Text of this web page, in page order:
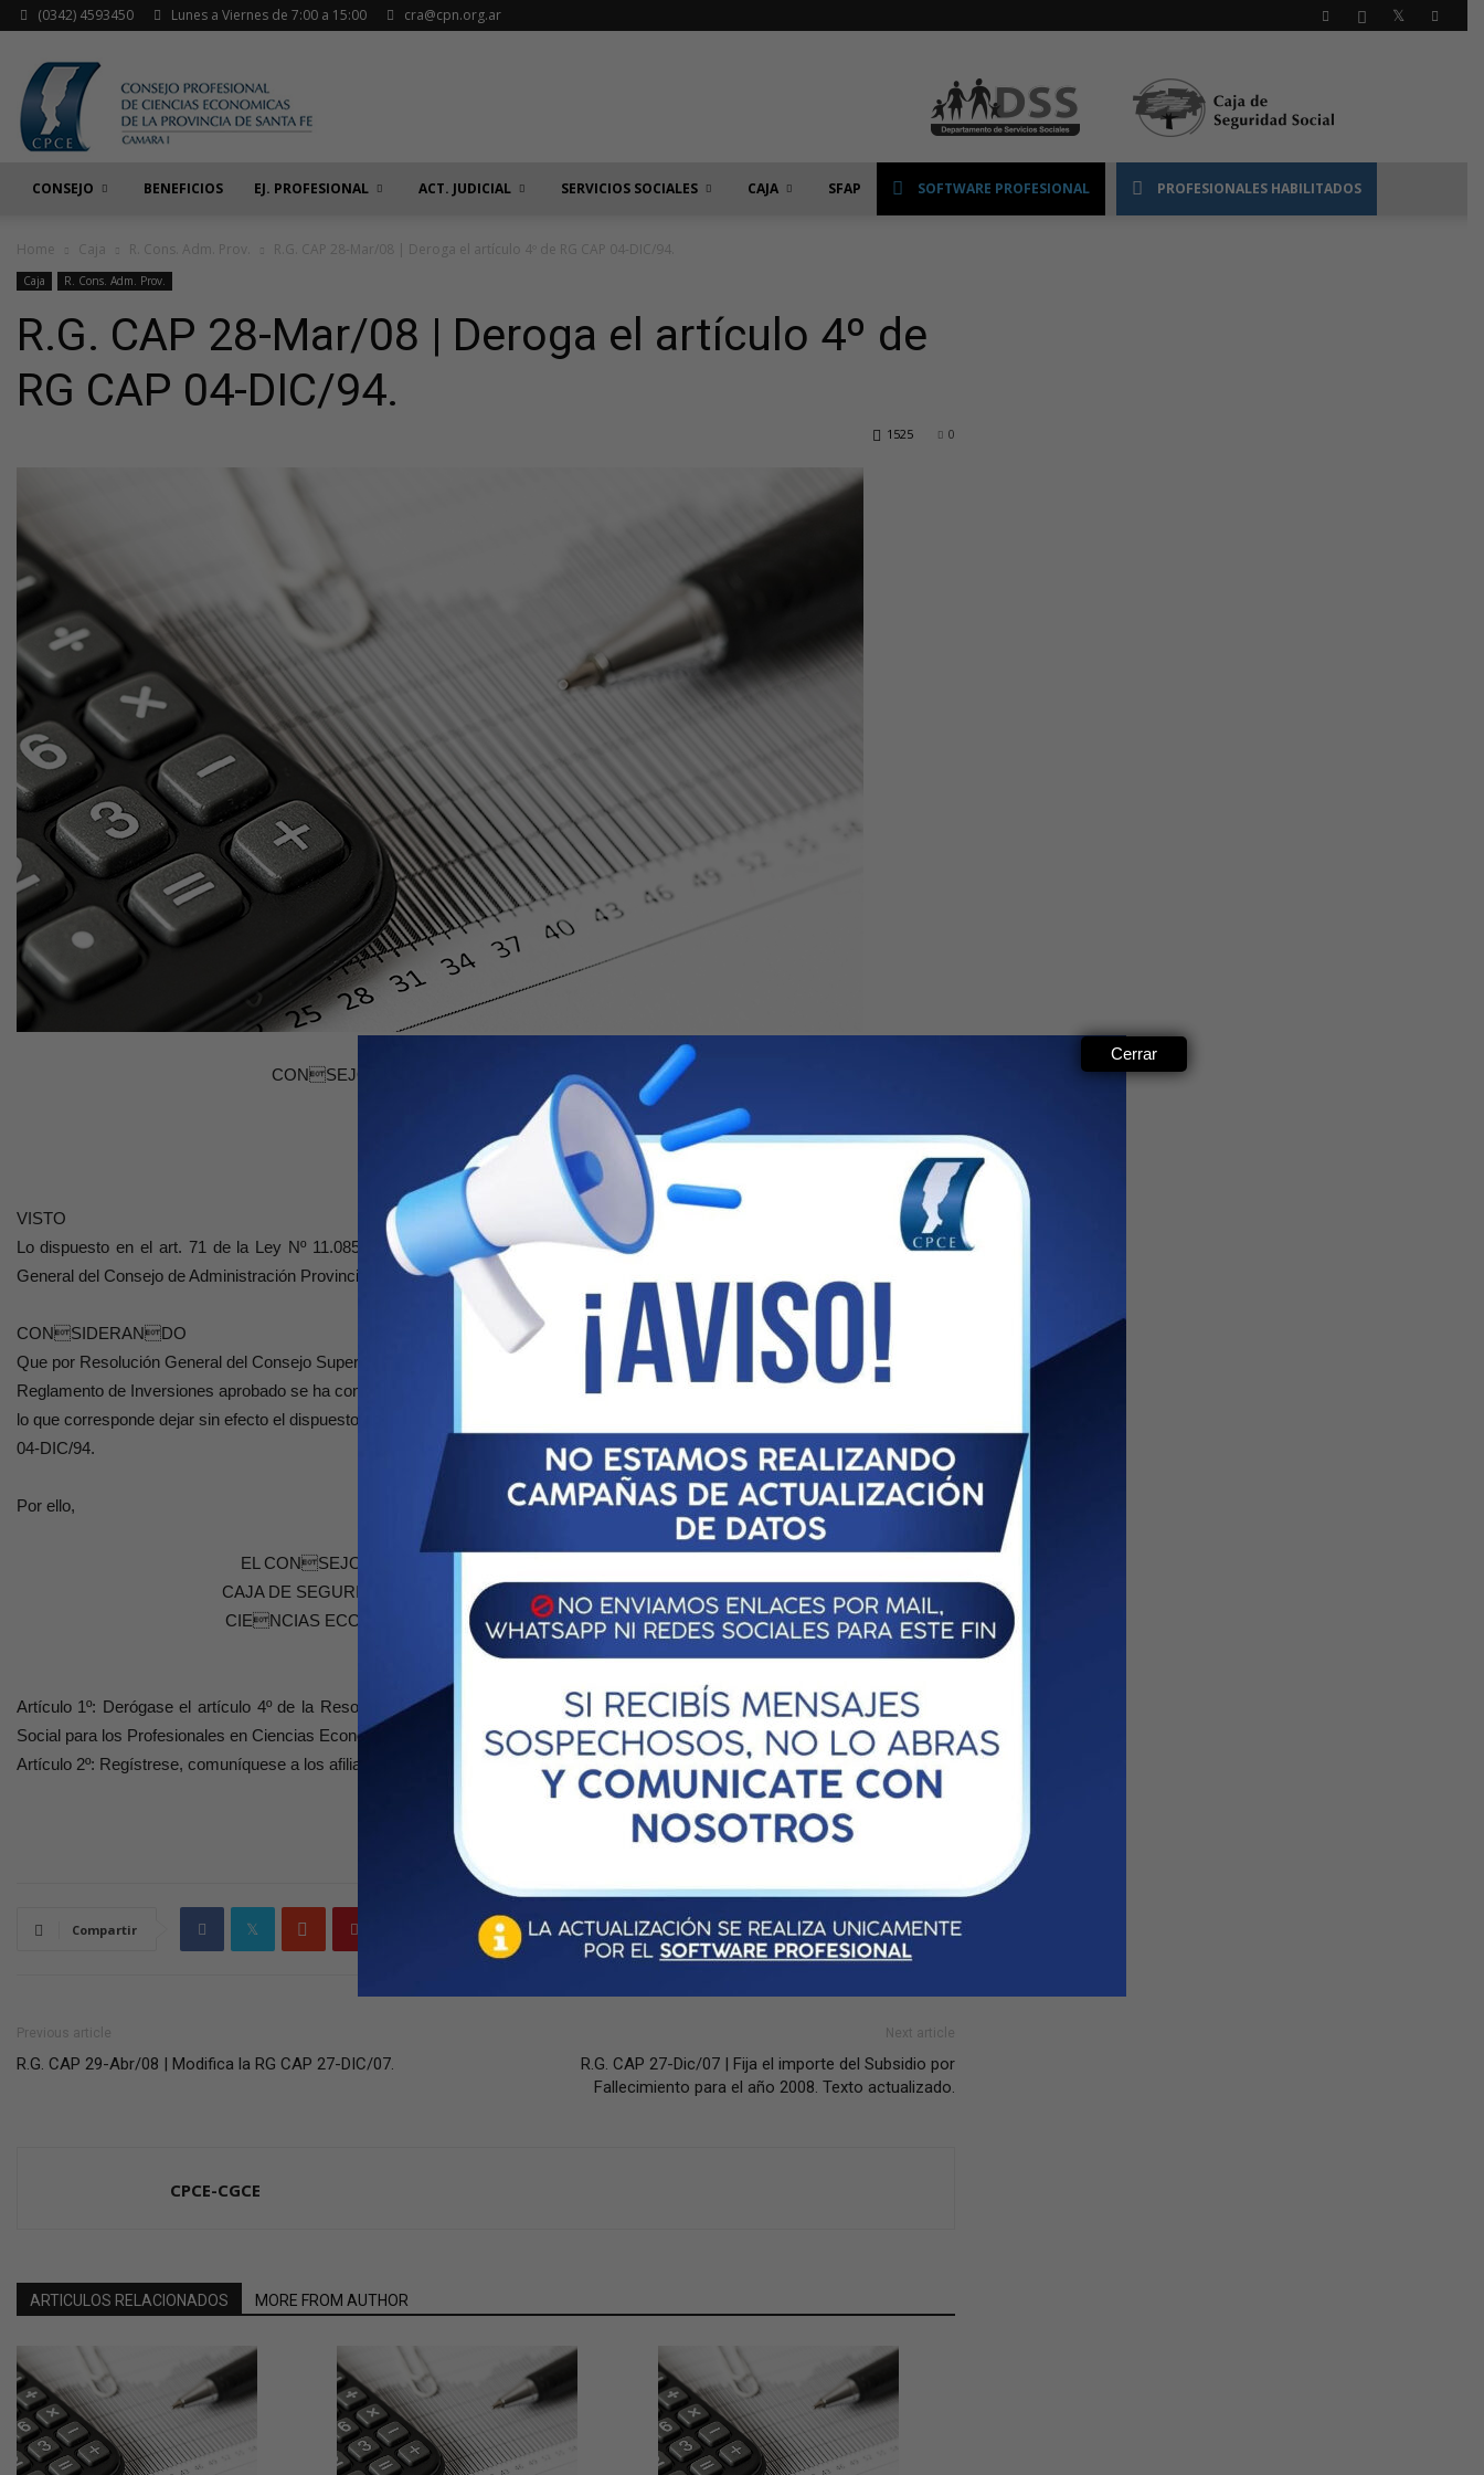
(0342) 4593450 Lunes a Viernes de 7:00 a 15:00 cra@cpn.org.ar
CONSEJO BENEFICIOS EJ. PROFESIONAL ACT. JUDICIAL SERVICIOS SOCIALES CAJA SFAP SOFTWARE PROFESIONAL PROFESIONALES HABILITADOS
Home Caja R. Cons. Adm. Prov. R.G. CAP 28-Mar/08 | Deroga el artículo 4º de RG CAP 04-DIC/94.
Caja R. Cons. Adm. Prov.
R.G. CAP 28-Mar/08 | Deroga el artículo 4º de
RG CAP 04-DIC/94.
0
1525
CONSEJO DE ADMINISTRACIÓN PROVINCIAL
Resolución General
Nº 28-MAR/08
VISTO
Lo dispuesto en el art. 71 de la Ley Nº 11.085, en la Resolución General del Consejo Superior Nº 11/2007, y en la Resolución
General del Consejo de Administración Provincial Nº 04-DIC/94, y
CONSIDERANDO
Que por Resolución General del Consejo Superior Nº 11/2007 se aprobó el Reglamento de Inversiones de la Caja. Que en el
Reglamento de Inversiones aprobado se ha contemplado el límite de fondos aplicables para préstamos otorgados por la Caja por
lo que corresponde dejar sin efecto el dispuesto anteriormente en Resolución General del Consejo de Administración Provincial Nº
04-DIC/94.
Por ello,
EL CONSEJO DE AMINISTRACIÓN PROVINCIAL DE LA
CAJA DE SEGURIDAD SOCIAL PARA LOS PROFESIONALES EN
CIENCIAS ECONÓMICAS DE LA PROVINCIA DE SANTA FE
RESUELVE
Artículo 1º: Derógase el artículo 4º de la Resolución General del Consejo de Administración Provincial de la Caja de Seguridad
Social para los Profesionales en Ciencias Económicas de la Provincia de Santa Fe Nº 04-DIC/94.
Artículo 2º: Regístrese, comuníquese a los afiliados y archívese.
Santa Fe, 28 de marzo de 2008.
Compartir
Previous article
R.G. CAP 29-Abr/08 | Modifica la RG CAP 27-DIC/07.
Next article
R.G. CAP 27-Dic/07 | Fija el importe del Subsidio por
Fallecimiento para el año 2008. Texto actualizado.
CPCE-CGCE
ARTICULOS RELACIONADOS MORE FROM AUTHOR
Cerrar